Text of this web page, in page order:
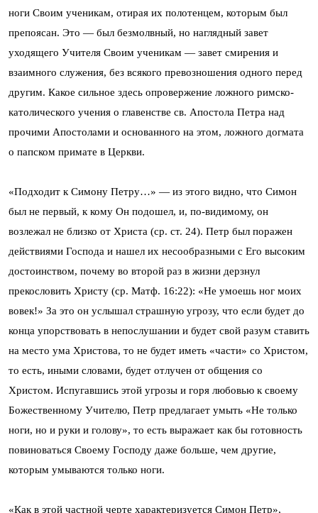
ноги Своим ученикам, отирая их полотенцем, которым был
препоясан. Это — был безмолвный, но наглядный завет
уходящего Учителя Своим ученикам — завет смирения и
взаимного служения, без всякого превозношения одного перед
другим. Какое сильное здесь опровержение ложного римско-
католического учения о главенстве св. Апостола Петра над
прочими Апостолами и основанного на этом, ложного догмата
о папском примате в Церкви.
«Подходит к Симону Петру…» — из этого видно, что Симон
был не первый, к кому Он подошел, и, по-видимому, он
возлежал не близко от Христа (ср. ст. 24). Петр был поражен
действиями Господа и нашел их несообразными с Его высоким
достоинством, почему во второй раз в жизни дерзнул
прекословить Христу (ср. Матф. 16:22): «Не умоешь ног моих
вовек!» За это он услышал страшную угрозу, что если будет до
конца упорствовать в непослушании и будет свой разум ставить
на место ума Христова, то не будет иметь «части» со Христом,
то есть, иными словами, будет отлучен от общения со
Христом. Испугавшись этой угрозы и горя любовью к своему
Божественному Учителю, Петр предлагает умыть «Не только
ноги, но и руки и голову», то есть выражает как бы готовность
повиноваться Своему Господу даже больше, чем другие,
которым умываются только ноги.
«Как в этой частной черте характеризуется Симон Петр»,